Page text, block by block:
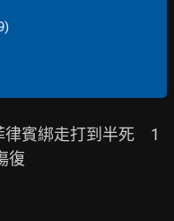
賓綁走打到半死　1
復